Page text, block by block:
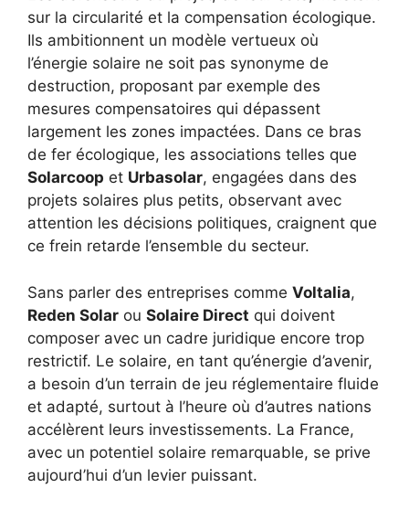
sur la circularité et la compensation écologique.
Ils ambitionnent un modèle vertueux où
l’énergie solaire ne soit pas synonyme de
destruction, proposant par exemple des
mesures compensatoires qui dépassent
largement les zones impactées. Dans ce bras
de fer écologique, les associations telles que
Solarcoop et Urbasolar, engagées dans des
projets solaires plus petits, observant avec
attention les décisions politiques, craignent que
ce frein retarde l’ensemble du secteur.
Sans parler des entreprises comme Voltalia,
Reden Solar ou Solaire Direct qui doivent
composer avec un cadre juridique encore trop
restrictif. Le solaire, en tant qu’énergie d’avenir,
a besoin d’un terrain de jeu réglementaire fluide
et adapté, surtout à l’heure où d’autres nations
accélèrent leurs investissements. La France,
avec un potentiel solaire remarquable, se prive
aujourd’hui d’un levier puissant.